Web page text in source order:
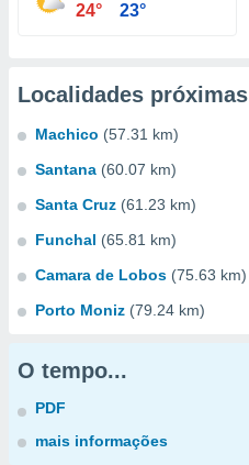
24° 23°
Localidades próximas
Machico (57.31 km)
Santana (60.07 km)
Santa Cruz (61.23 km)
Funchal (65.81 km)
Camara de Lobos (75.63 km)
Porto Moniz (79.24 km)
O tempo...
PDF
mais informações